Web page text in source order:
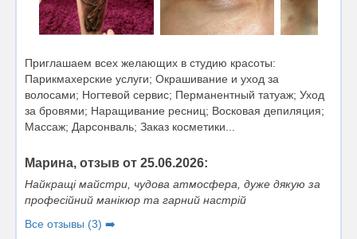
Приглашаем всех желающих в студию красоты:
Парикмахерские услуги; Окрашивание и уход за
волосами; Ногтевой сервис; Перманентный татуаж; Уход
за бровями; Наращивание ресниц; Восковая депиляция;
Массаж; Дарсонваль; Заказ косметики...
Марина, отзыв от 25.06.2026:
Найкращі майстри, чудова атмосфера, дуже дякую за
професійний манікюр та гарний настрій
Все отзывы (3) ➡️